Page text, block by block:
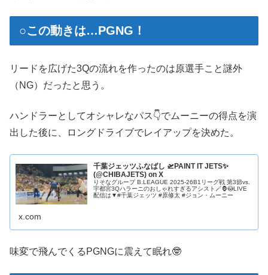
○この動きは…PGNG！
リードを広げた3Qの流れを作ったのは原選手こと謎外
（NG）だったと思う。
ハンドラーとしてオシャレなパス👇でムーニーの得点を演
出した後に、ロングドライブでレイアップを決めた。
千葉ジェッツふなばし 🛫PAINT IT JETS✨
(@CHIBAJETS) on X
りそなグループ B.LEAGUE 2025-26B1リーグ戦 第3節vs.
宇都宮3Qハラーニのおしゃれすぎるアシスト🪄🦍😳LIVE
配信は▼#千葉ジェッツ #原修太 #ジョン・ムーニー
x.com
味変で飛んでくるPGNGに震えて眠れ🤓